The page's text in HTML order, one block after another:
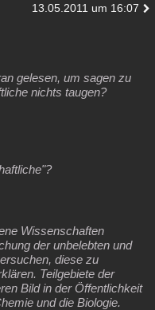
13.05.2011 um 16:07
gelesen, um sagen zu
nichts taugen?
Wissenschaften
der unbelebten und
diese zu
Teilgebiete der
Bild in der Öffentlichkeit
und die Biologie.